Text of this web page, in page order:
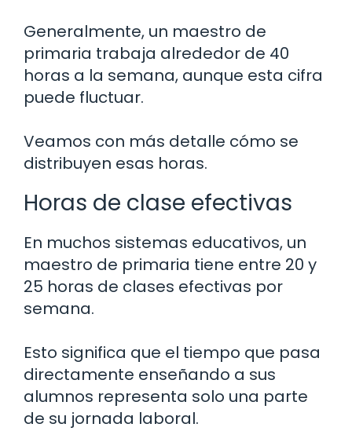
Generalmente, un maestro de
primaria trabaja alrededor de 40
horas a la semana, aunque esta cifra
puede fluctuar.
Veamos con más detalle cómo se
distribuyen esas horas.
Horas de clase efectivas
En muchos sistemas educativos, un
maestro de primaria tiene entre 20 y
25 horas de clases efectivas por
semana.
Esto significa que el tiempo que pasa
directamente enseñando a sus
alumnos representa solo una parte
de su jornada laboral.